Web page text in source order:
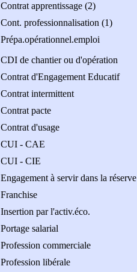
Contrat apprentissage (2)
Cont. professionnalisation (1)
Prépa.opérationnel.emploi
CDI de chantier ou d'opération
Contrat d'Engagement Educatif
Contrat intermittent
Contrat pacte
Contrat d'usage
CUI - CAE
CUI - CIE
Engagement à servir dans la réserve
Franchise
Insertion par l'activ.éco.
Portage salarial
Profession commerciale
Profession libérale